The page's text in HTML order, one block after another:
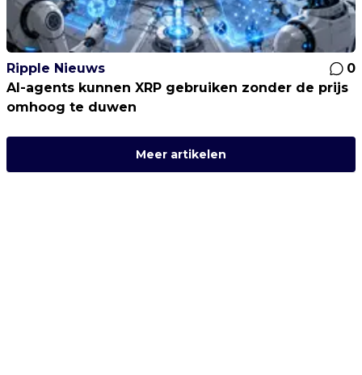
Ripple Nieuws
0
AI-agents kunnen XRP gebruiken zonder de prijs
omhoog te duwen
Meer artikelen